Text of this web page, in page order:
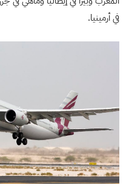
في أرمينيا.